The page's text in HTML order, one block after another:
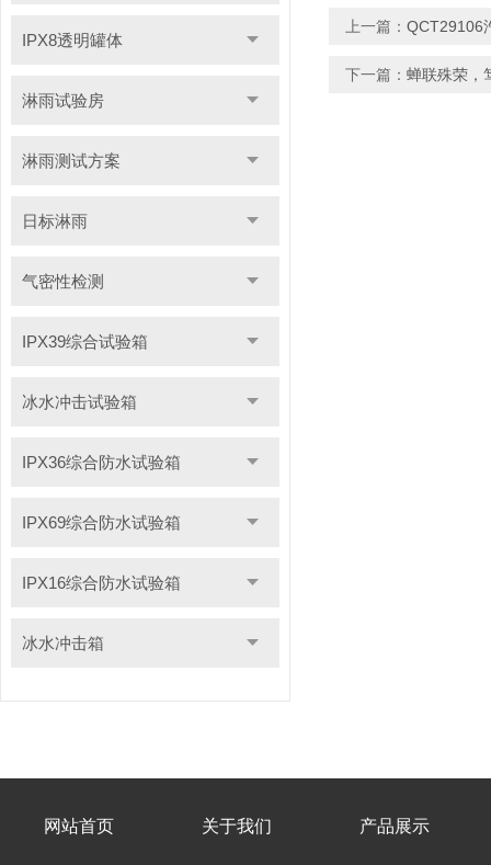
IPX8透明罐体
淋雨试验房
淋雨测试方案
日标淋雨
气密性检测
IPX39综合试验箱
冰水冲击试验箱
IPX36综合防水试验箱
IPX69综合防水试验箱
IPX16综合防水试验箱
冰水冲击箱
上一篇： QCT29106
下一篇： 蝉联殊荣，
网站首页 关于我们 产品展示